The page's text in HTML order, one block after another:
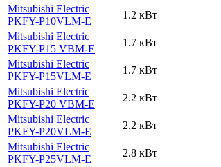
Mitsubishi Electric
PKFY-P10VLM-E
1.2 кВт
Mitsubishi Electric
PKFY-P15 VВM-E
1.7 кВт
Mitsubishi Electric
PKFY-P15VLM-E
1.7 кВт
Mitsubishi Electric
PKFY-P20 VВM-E
2.2 кВт
Mitsubishi Electric
PKFY-P20VLM-E
2.2 кВт
Mitsubishi Electric
PKFY-P25VLM-E
2.8 кВт